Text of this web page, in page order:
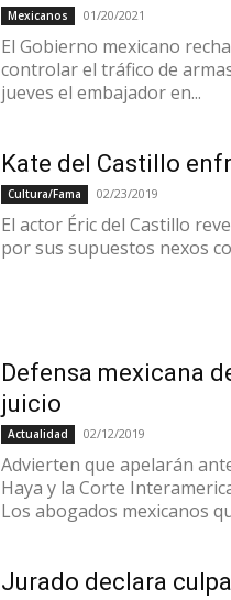
Mexicanos 01/20/2021
El Gobierno mexicano
controlar el tráfico de
jueves el embajador en...
Kate del Castillo
Cultura/Fama 02/23/2019
El actor Éric del Castillo
por sus supuestos nexos
Defensa mexicana
juicio
Actualidad 02/12/2019
Advierten que apelarán
Haya y la Corte
Los abogados mexicanos
Jurado declara